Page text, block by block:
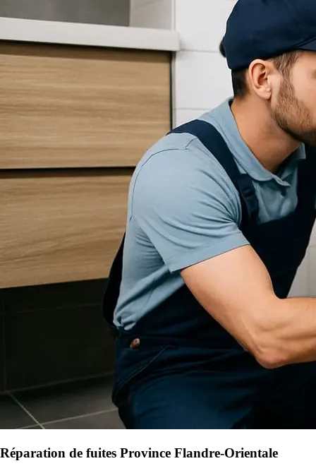
Réparation de fuites Province Flandre-Orientale